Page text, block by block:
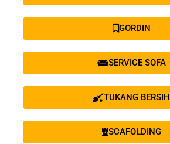
GORDIN
SERVICE SOFA
TUKANG BERSIH
SCAFOLDING